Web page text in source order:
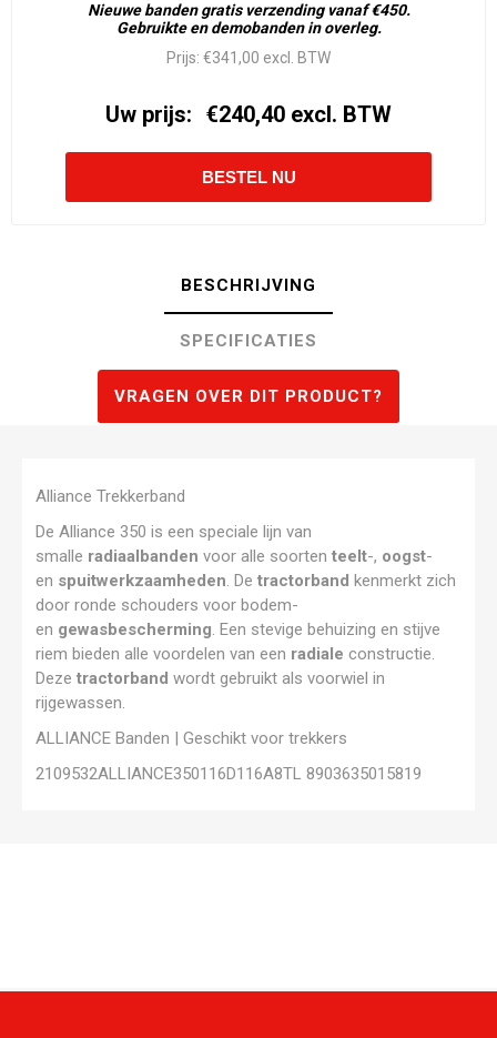
Nieuwe banden gratis verzending vanaf €450.
Gebruikte en demobanden in overleg.
Prijs: €341,00 excl. BTW
Uw prijs: €240,40 excl. BTW
BESCHRIJVING
SPECIFICATIES
VRAGEN OVER DIT PRODUCT?
Alliance Trekkerband
De Alliance 350 is een speciale lijn van
smalle radiaalbanden voor alle soortenteelt-, oogst-
en spuitwerkzaamheden . Detractorband kenmerkt zich
door ronde schouders voor bodem-
en gewasbescherming . Een stevige behuizing en stijve
riem bieden alle voordelen van een radiale constructie.
Dezetractorband wordt gebruikt als voorwiel in
rijgewassen.
ALLIANCE Banden | Geschikt voor trekkers
2109532ALLIANCE350116D116A8TL 8903635015819